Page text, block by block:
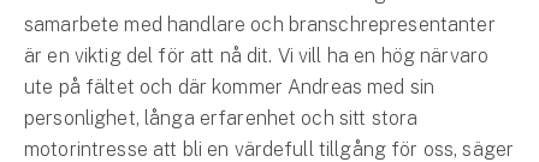
Försäkring via förmedlare
Se alla försäkringar
samarbete med handlare och branschrepresentanter
är en viktig del för att nå dit. Vi vill ha en hög närvaro
ute på fältet och där kommer Andreas med sin
personlighet, långa erfarenhet och sitt stora
motorintresse att bli en värdefull tillgång för oss, säger